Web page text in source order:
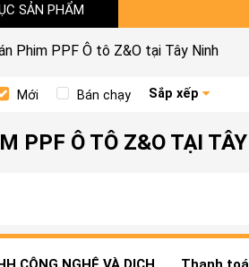
SẢN PHẨM
Phim PPF Ô tô Z&O tại Tây Ninh
Mới Bán chạy Sắp xếp
PPF Ô TÔ Z&O TẠI